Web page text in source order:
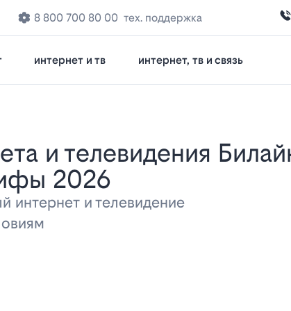
8 800 700 80 00 тех. поддержка
интернет и тв интернет, тв и связь
2026
интернет и телевидение